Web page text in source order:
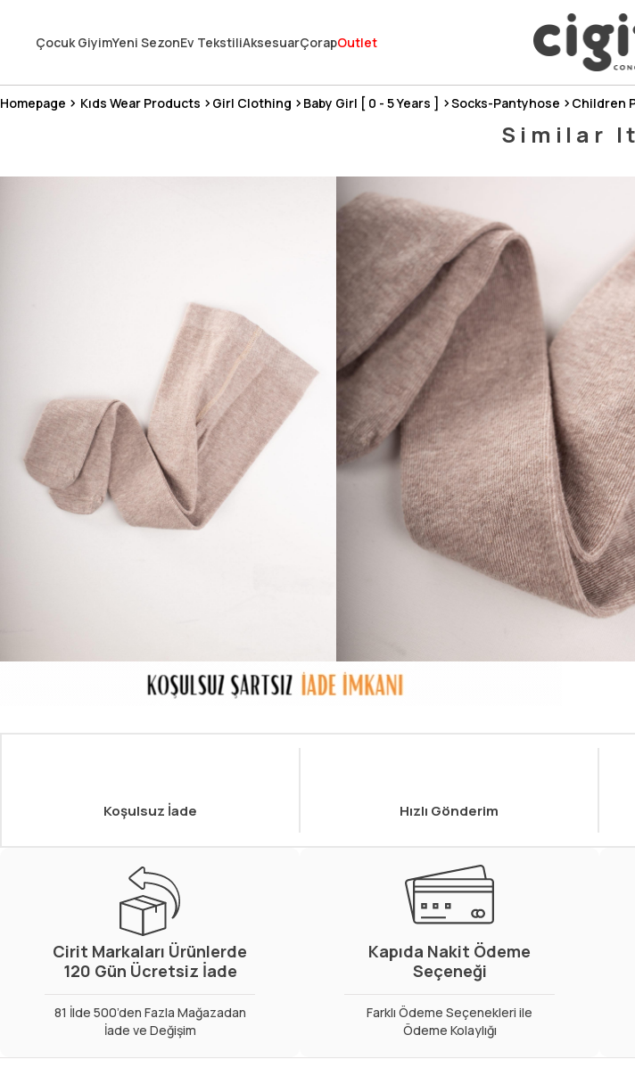
300₺ ve Üzeri Alışverişlerde Kargo Ücretsiz !
Koşulsuz Şartsız İade İmkanı
Çocuk GiyimYeni SezonEv TekstiliAksesuarÇorapOutlet
Homepage Kıds Wear Products Girl Clothing Baby Girl [ 0 - 5 Years ] Socks-Pantyhose Children
Similar
Koşulsuz İade Hızlı Gönderim
Cirit Markaları Ürünlerde
120 Gün Ücretsiz İade
81 İlde 500’den Fazla Mağazadan
İade ve Değişim
Kapıda Nakit Ödeme
Seçeneği
Farklı Ödeme Seçenekleri ile
Ödeme Kolaylığı